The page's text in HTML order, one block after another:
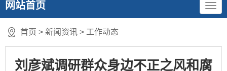
网站首页
首页 > 新闻资讯 > 工作动态
刘彦斌调研群众身边不正之风和腐